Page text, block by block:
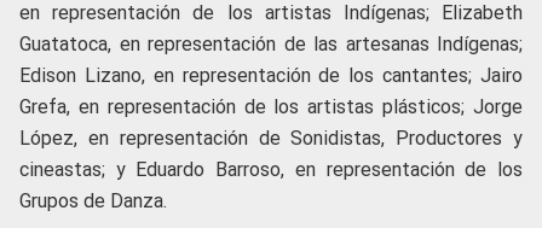
en representación de los artistas Indígenas; Elizabeth
Guatatoca, en representación de las artesanas Indígenas;
Edison Lizano, en representación de los cantantes; Jairo
Grefa, en representación de los artistas plásticos; Jorge
López, en representación de Sonidistas, Productores y
cineastas; y Eduardo Barroso, en representación de los
Grupos de Danza.